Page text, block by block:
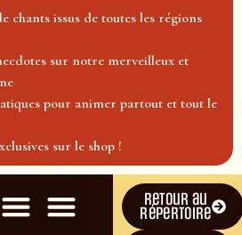
chants issus de toutes les régions
sur notre merveilleux et
pour animer partout et tout le
sur le shop !
Retour au
répertoire